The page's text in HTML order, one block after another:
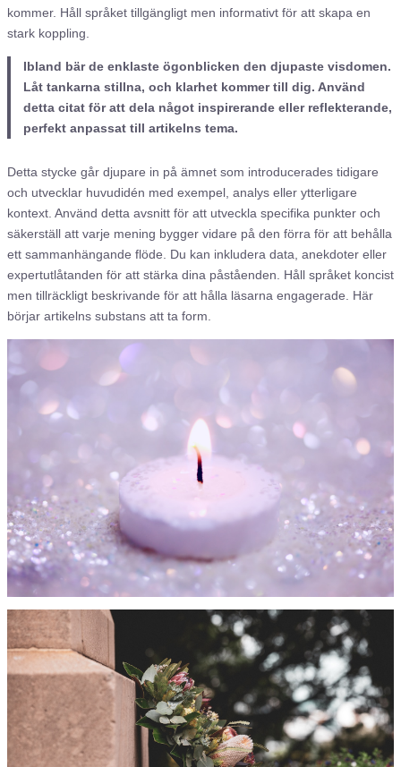
kommer. Håll språket tillgängligt men informativt för att skapa en
stark koppling.
Ibland bär de enklaste ögonblicken den djupaste visdomen.
Låt tankarna stillna, och klarhet kommer till dig. Använd
detta citat för att dela något inspirerande eller reflekterande,
perfekt anpassat till artikelns tema.
Detta stycke går djupare in på ämnet som introducerades tidigare
och utvecklar huvudidén med exempel, analys eller ytterligare
kontext. Använd detta avsnitt för att utveckla specifika punkter och
säkerställ att varje mening bygger vidare på den förra för att behålla
ett sammanhängande flöde. Du kan inkludera data, anekdoter eller
expertutlåtanden för att stärka dina påståenden. Håll språket koncist
men tillräckligt beskrivande för att hålla läsarna engagerade. Här
börjar artikelns substans att ta form.